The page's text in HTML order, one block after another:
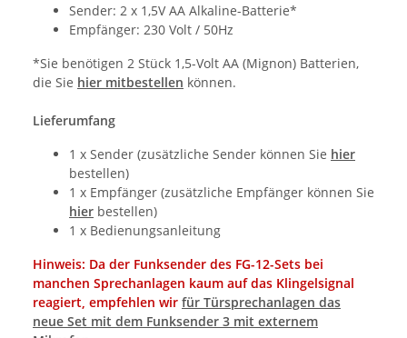
Sender: 2 x 1,5V AA Alkaline-Batterie*
Empfänger: 230 Volt / 50Hz
*Sie benötigen 2 Stück 1,5-Volt AA (Mignon) Batterien,
die Sie hier mitbestellen können.
Lieferumfang
1 x Sender (zusätzliche Sender können Sie hier
bestellen)
1 x Empfänger (zusätzliche Empfänger können Sie
hier bestellen)
1 x Bedienungsanleitung
Hinweis: Da der Funksender des FG-12-Sets bei
manchen Sprechanlagen kaum auf das Klingelsignal
reagiert, empfehlen wir für Türsprechanlagen das
neue Set mit dem Funksender 3 mit externem